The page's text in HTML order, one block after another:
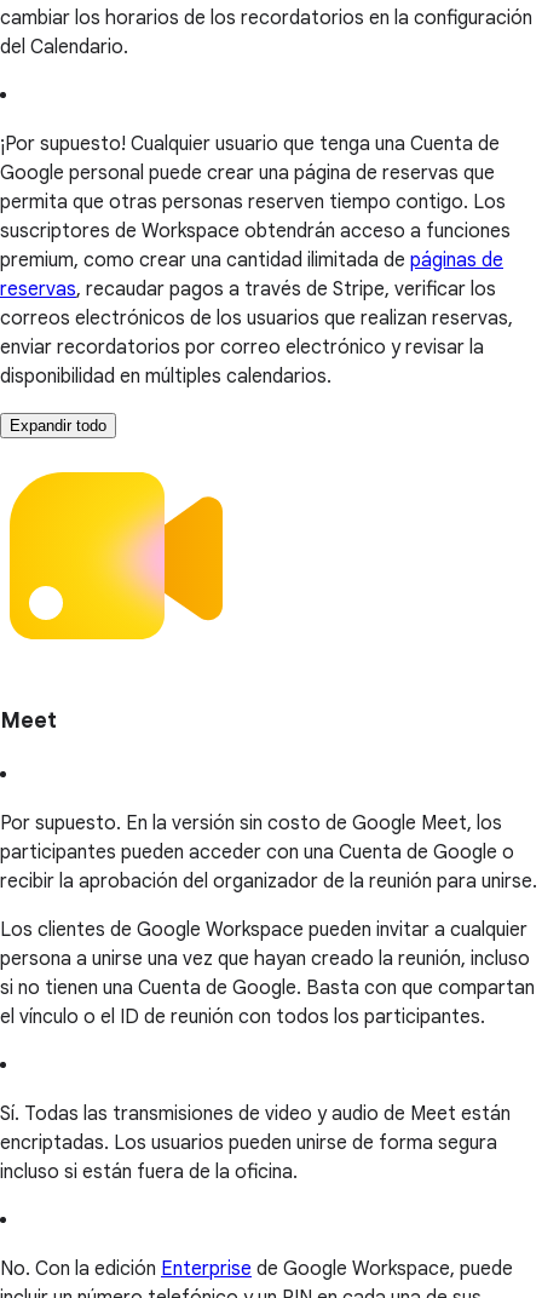
cambiar los horarios de los recordatorios en la configuración
del Calendario.
¡Por supuesto! Cualquier usuario que tenga una Cuenta de
Google personal puede crear una página de reservas que
permita que otras personas reserven tiempo contigo. Los
suscriptores de Workspace obtendrán acceso a funciones
premium, como crear una cantidad ilimitada de páginas de
reservas, recaudar pagos a través de Stripe, verificar los
correos electrónicos de los usuarios que realizan reservas,
enviar recordatorios por correo electrónico y revisar la
disponibilidad en múltiples calendarios.
Expandir todo
Meet
Por supuesto. En la versión sin costo de Google Meet, los
participantes pueden acceder con una Cuenta de Google o
recibir la aprobación del organizador de la reunión para unirse.
Los clientes de Google Workspace pueden invitar a cualquier
persona a unirse una vez que hayan creado la reunión, incluso
si no tienen una Cuenta de Google. Basta con que compartan
el vínculo o el ID de reunión con todos los participantes.
Sí. Todas las transmisiones de video y audio de Meet están
encriptadas. Los usuarios pueden unirse de forma segura
incluso si están fuera de la oficina.
No. Con la edición Enterprise de Google Workspace, puede